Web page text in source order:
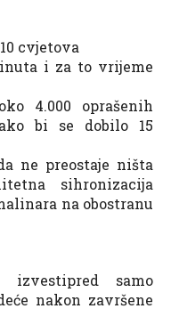
cvjetova
i za to vrijeme
4.000 oprašenih
bi se dobilo 15
ne preostaje ništa
sihronizacija
na obostranu
izvestipred samo
nakon završene